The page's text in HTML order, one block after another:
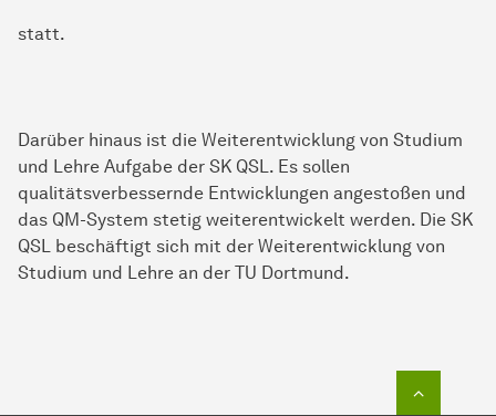
statt.
Darüber hinaus ist die Weiterentwicklung von Studium
und Lehre Aufgabe der SK QSL. Es sollen
qualitätsverbessernde Entwicklungen angestoßen und
das QM-System stetig weiterentwickelt werden. Die SK
QSL beschäftigt sich mit der Weiterentwicklung von
Studium und Lehre an der TU Dortmund.